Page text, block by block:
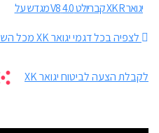
יגואר XKR קבריולט 4.0 V8 מגדש על
לצפיה בכל דגמי יגואר XK מכל השנים
לקבלת הצעה לביטוח יגואר XK